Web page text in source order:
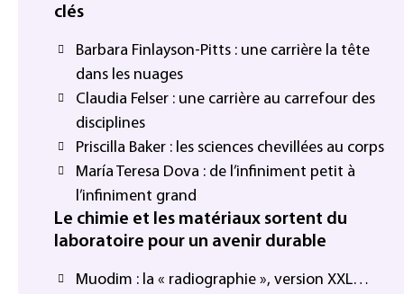
clés
Barbara Finlayson-Pitts : une carrière la tête
dans les nuages
Claudia Felser : une carrière au carrefour des
disciplines
Priscilla Baker : les sciences chevillées au corps
María Teresa Dova : de l’infiniment petit à
l’infiniment grand
Le chimie et les matériaux sortent du
laboratoire pour un avenir durable
Muodim : la « radiographie », version XXL…